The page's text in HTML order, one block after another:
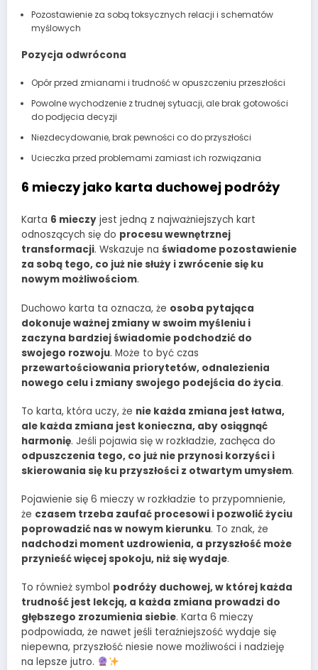
Pozostawienie za sobą toksycznych relacji i schematów
myślowych
Pozycja odwrócona
Opór przed zmianami i trudność w opuszczeniu przeszłości
Powolne wychodzenie z trudnej sytuacji, ale brak gotowości
do podjęcia decyzji
Niezdecydowanie, brak pewności co do przyszłości
Ucieczka przed problemami zamiast ich rozwiązania
6 mieczy jako karta duchowej podróży
Karta 6 mieczy jest jedną z najważniejszych kart
odnoszących się do procesu wewnętrznej
transformacji. Wskazuje na świadome pozostawienie
za sobą tego, co już nie służy i zwrócenie się ku
nowym możliwościom.
Duchowo karta ta oznacza, że osoba pytająca
dokonuje ważnej zmiany w swoim myśleniu i
zaczyna bardziej świadomie podchodzić do
swojego rozwoju. Może to być czas
przewartościowania priorytetów, odnalezienia
nowego celu i zmiany swojego podejścia do życia.
To karta, która uczy, że nie każda zmiana jest łatwa,
ale każda zmiana jest konieczna, aby osiągnąć
harmonię. Jeśli pojawia się w rozkładzie, zachęca do
odpuszczenia tego, co już nie przynosi korzyści i
skierowania się ku przyszłości z otwartym umysłem.
Pojawienie się 6 mieczy w rozkładzie to przypomnienie,
że czasem trzeba zaufać procesowi i pozwolić życiu
poprowadzić nas w nowym kierunku. To znak, że
nadchodzi moment uzdrowienia, a przyszłość może
przynieść więcej spokoju, niż się wydaje.
To również symbol podróży duchowej, w której każda
trudność jest lekcją, a każda zmiana prowadzi do
głębszego zrozumienia siebie. Karta 6 mieczy
podpowiada, że nawet jeśli teraźniejszość wydaje się
niepewna, przyszłość niesie nowe możliwości i nadzieję
na lepsze jutro.